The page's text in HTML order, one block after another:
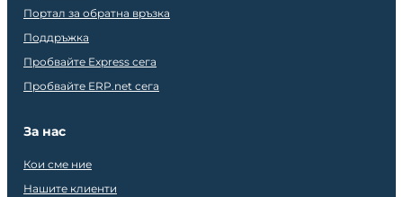
Портал за обратна връзка
Поддръжка
Пробвайте Express сега
Пробвайте ERP.net сега
За нас
Кои сме ние
Нашите клиенти